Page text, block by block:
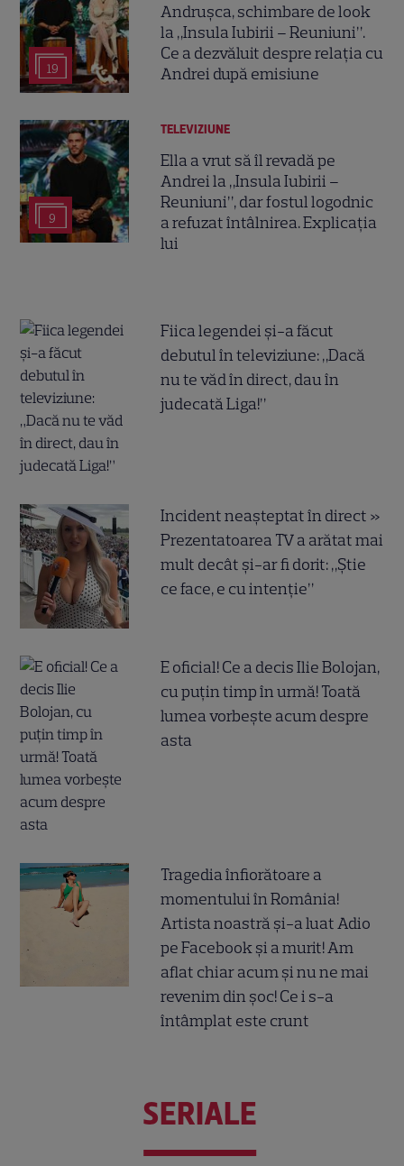
19
Andrușca, schimbare de look
la „Insula Iubirii – Reuniuni”.
Ce a dezvăluit despre relația cu
Andrei după emisiune
9
TELEVIZIUNE
Ella a vrut să îl revadă pe
Andrei la „Insula Iubirii –
Reuniuni”, dar fostul logodnic
a refuzat întâlnirea. Explicația
lui
Fiica legendei și-a făcut
debutul în televiziune: „Dacă
nu te văd în direct, dau în
judecată Liga!”
Incident neașteptat în direct »
Prezentatoarea TV a arătat mai
mult decât și-ar fi dorit: „Știe
ce face, e cu intenție”
E oficial! Ce a decis Ilie Bolojan,
cu puțin timp în urmă! Toată
lumea vorbește acum despre
asta
Tragedia înfiorătoare a
momentului în România!
Artista noastră și-a luat Adio
pe Facebook și a murit! Am
aflat chiar acum și nu ne mai
revenim din șoc! Ce i s-a
întâmplat este crunt
SERIALE